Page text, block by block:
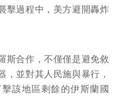
擊過程中，美方避開轟炸
斯合作，不僅僅是避免敘
，並對其人民施與暴行，
該地區剩餘的伊斯蘭國